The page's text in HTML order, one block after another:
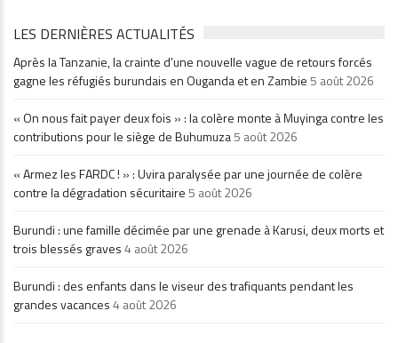
LES DERNIÈRES ACTUALITÉS
Après la Tanzanie, la crainte d’une nouvelle vague de retours forcés
gagne les réfugiés burundais en Ouganda et en Zambie5 août 2026
« On nous fait payer deux fois » : la colère monte à Muyinga contre les
contributions pour le siège de Buhumuza5 août 2026
« Armez les FARDC ! » : Uvira paralysée par une journée de colère
contre la dégradation sécuritaire5 août 2026
Burundi : une famille décimée par une grenade à Karusi, deux morts et
trois blessés graves4 août 2026
Burundi : des enfants dans le viseur des trafiquants pendant les
grandes vacances4 août 2026